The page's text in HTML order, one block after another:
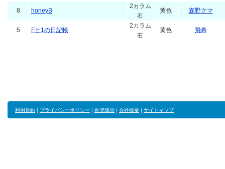
8 honeyB
2カラム
右
黄色 森野クマ
5 Fと1の日記帳
2カラム
右
黄色 飛希
利用規約 | プライバシーポリシー | 推奨環境 | 会社概要 | サイトマップ